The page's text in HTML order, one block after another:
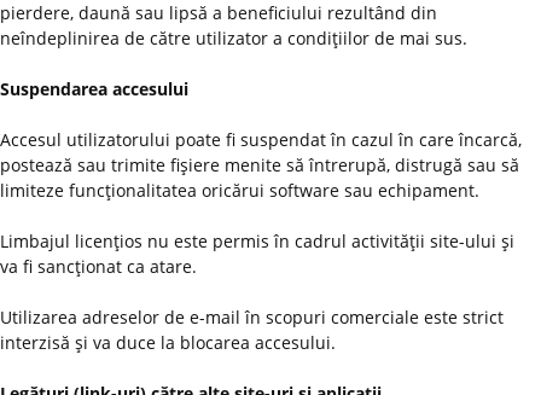
pierdere, daună sau lipsă a beneficiului rezultând din
neîndeplinirea de către utilizator a condiţiilor de mai sus.
Suspendarea accesului
Accesul utilizatorului poate fi suspendat în cazul în care încarcă,
postează sau trimite fişiere menite să întrerupă, distrugă sau să
limiteze funcţionalitatea oricărui software sau echipament.
Limbajul licenţios nu este permis în cadrul activităţii site-ului şi
va fi sancţionat ca atare.
Utilizarea adreselor de e-mail în scopuri comerciale este strict
interzisă şi va duce la blocarea accesului.